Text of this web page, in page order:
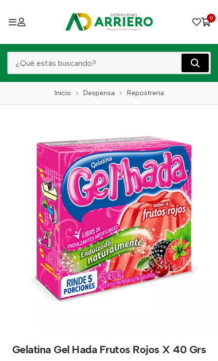
0
Inicio Despensa Repostreria
Gelatina Gel Hada Frutos Rojos X 40 Grs